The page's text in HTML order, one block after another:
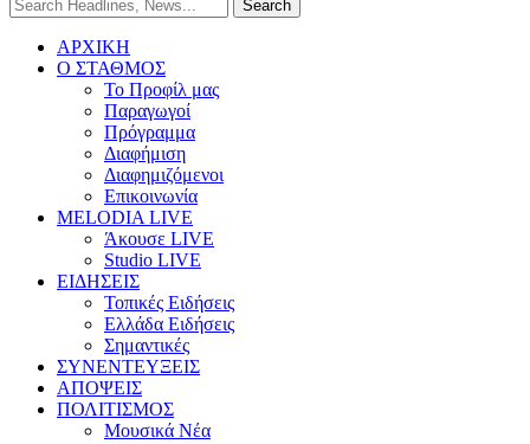
ΑΡΧΙΚΗ
Ο ΣΤΑΘΜΟΣ
Το Προφίλ μας
Παραγωγοί
Πρόγραμμα
Διαφήμιση
Διαφημιζόμενοι
Επικοινωνία
MELODIA LIVE
Άκουσε LIVE
Studio LIVE
ΕΙΔΗΣΕΙΣ
Τοπικές Ειδήσεις
Ελλάδα Ειδήσεις
Σημαντικές
ΣΥΝΕΝΤΕΥΞΕΙΣ
ΑΠΟΨΕΙΣ
ΠΟΛΙΤΙΣΜΟΣ
Μουσικά Νέα